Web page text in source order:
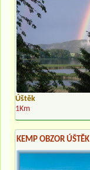
Úštěk
1Km
KEMP OBZOR ÚŠTĚK